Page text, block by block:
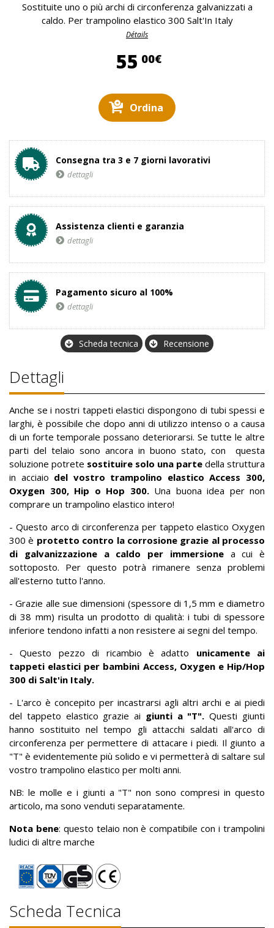
Sostituite uno o più archi di circonferenza galvanizzati a
caldo. Per trampolino elastico 300 Salt'In Italy
Détails
55 00€55,00 €
Ordina
Consegna tra 3 e 7 giorni lavorativi
dettagli
Assistenza clienti e garanzia
dettagli
Pagamento sicuro al 100%
dettagli
Scheda tecnica Recensione
Dettagli
Anche se i nostri tappeti elastici dispongono di tubi spessi e
larghi, è possibile che dopo anni di utilizzo intenso o a causa
di un forte temporale possano deteriorarsi. Se tutte le altre
parti del telaio sono ancora in buono stato, con questa
soluzione potrete sostituire solo una parte della struttura
in acciaio del vostro trampolino elastico Access 300,
Oxygen 300, Hip o Hop 300. Una buona idea per non
comprare un trampolino elastico intero!
- Questo arco di circonferenza per tappeto elastico Oxygen
300 è protetto contro la corrosione grazie al processo
di galvanizzazione a caldo per immersionea cui è
sottoposto. Per questo potrà rimanere senza problemi
all'esterno tutto l'anno.
- Grazie alle sue dimensioni (spessore di 1,5 mm e diametro
di 38 mm) risulta un prodotto di qualità: i tubi di spessore
inferiore tendono infatti a non resistere ai segni del tempo.
- Questo pezzo di ricambio è adatto unicamente ai
tappeti elastici per bambini Access, Oxygen e Hip/Hop
300 di Salt'in Italy.
- L'arco è concepito per incastrarsi agli altri archi e ai piedi
del tappeto elastico grazie ai giunti a "T". Questi giunti
hanno sostituito nel tempo gli attacchi saldati all'arco di
circonferenza per permettere di attacare i piedi. Il giunto a
"T" è evidentemente più solido e vi permetterà di saltare sul
vostro trampolino elastico per molti anni.
NB: le molle e i giunti a "T" non sono compresi in questo
articolo, ma sono venduti separatamente.
Nota bene: questo telaio non è compatibile con i trampolini
ludici di altre marche
Scheda Tecnica